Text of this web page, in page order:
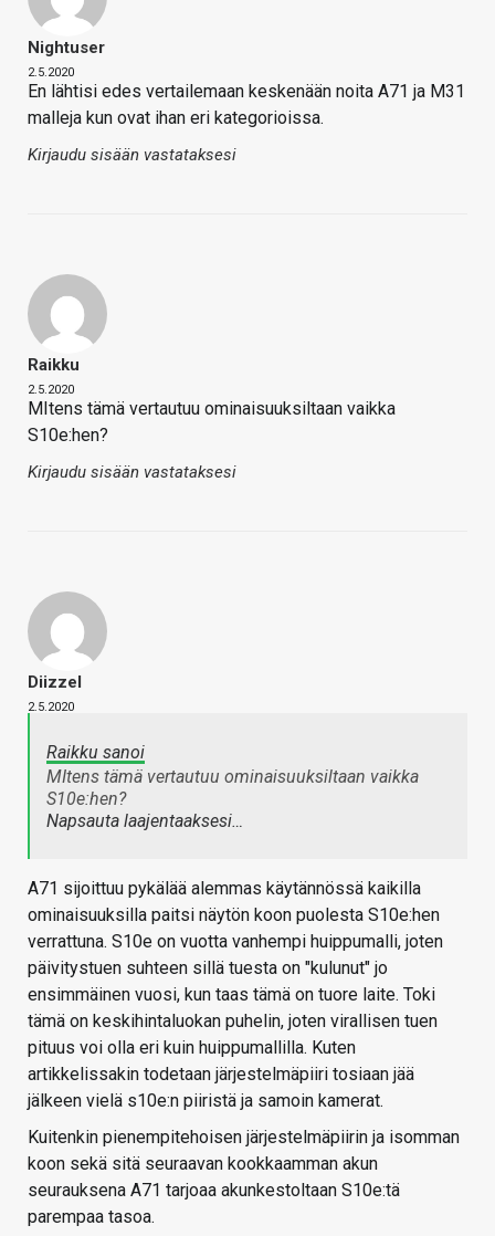
Nightuser
2.5.2020
En lähtisi edes vertailemaan keskenään noita A71 ja M31
malleja kun ovat ihan eri kategorioissa.
Kirjaudu sisään vastataksesi
Raikku
2.5.2020
MItens tämä vertautuu ominaisuuksiltaan vaikka
S10e:hen?
Kirjaudu sisään vastataksesi
Diizzel
2.5.2020
Raikku sanoi
MItens tämä vertautuu ominaisuuksiltaan vaikka
S10e:hen?
Napsauta laajentaaksesi…
A71 sijoittuu pykälää alemmas käytännössä kaikilla
ominaisuuksilla paitsi näytön koon puolesta S10e:hen
verrattuna. S10e on vuotta vanhempi huippumalli, joten
päivitystuen suhteen sillä tuesta on "kulunut" jo
ensimmäinen vuosi, kun taas tämä on tuore laite. Toki
tämä on keskihintaluokan puhelin, joten virallisen tuen
pituus voi olla eri kuin huippumallilla. Kuten
artikkelissakin todetaan järjestelmäpiiri tosiaan jää
jälkeen vielä s10e:n piiristä ja samoin kamerat.
Kuitenkin pienempitehoisen järjestelmäpiirin ja isomman
koon sekä sitä seuraavan kookkaamman akun
seurauksena A71 tarjoaa akunkestoltaan S10e:tä
parempaa tasoa.